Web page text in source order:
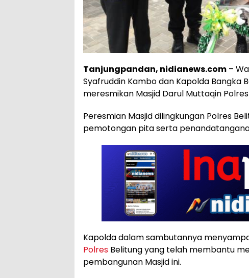
Tanjungpandan, nidianews.com –
Syafruddin Kambo dan Kapolda Bangka
meresmikan Masjid Darul Muttaqin
Peresmian Masjid dilingkungan Polres
pemotongan pita serta
Kapolda dalam sambutannya
Polres Belitung yang telah membantu
pembangunan Masjid ini.